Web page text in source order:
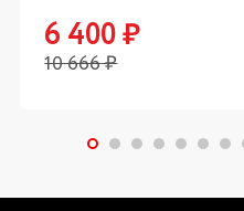
6 400₽
10 666₽